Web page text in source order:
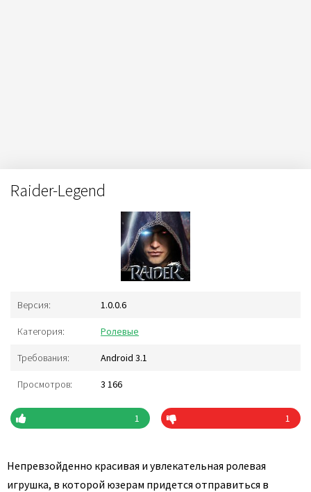
Raider-Legend
Версия: 1.0.0.6
Категория: Ролевые
Требования: Android 3.1
Просмотров: 3 166
1 1
Непревзойденно красивая и увлекательная ролевая
игрушка, в которой юзерам придется отправиться в